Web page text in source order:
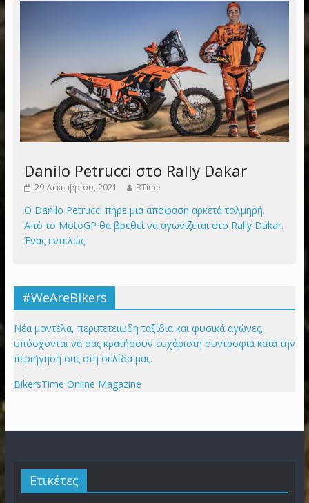
Danilo Petrucci στο Rally Dakar
29 Δεκεμβρίου, 2021 BTime
Ο Danilo Petrucci πήρε μια απόφαση αρκετά τολμηρή.
Από το MotoGP θα βρεθεί να αγωνίζεται στο Rally Dakar.
Ένας εντελώς
#WeAreBikers
Νέα μοντέλα, περιπετειώδη ταξίδια και φυσικά αγώνες,
υπόσχονται να σας κρατήσουν ευχάριστη συντροφιά κατά την
περιήγησή σας στη σελίδα μας.
BikersTime Online Magazine
Ετικέτες